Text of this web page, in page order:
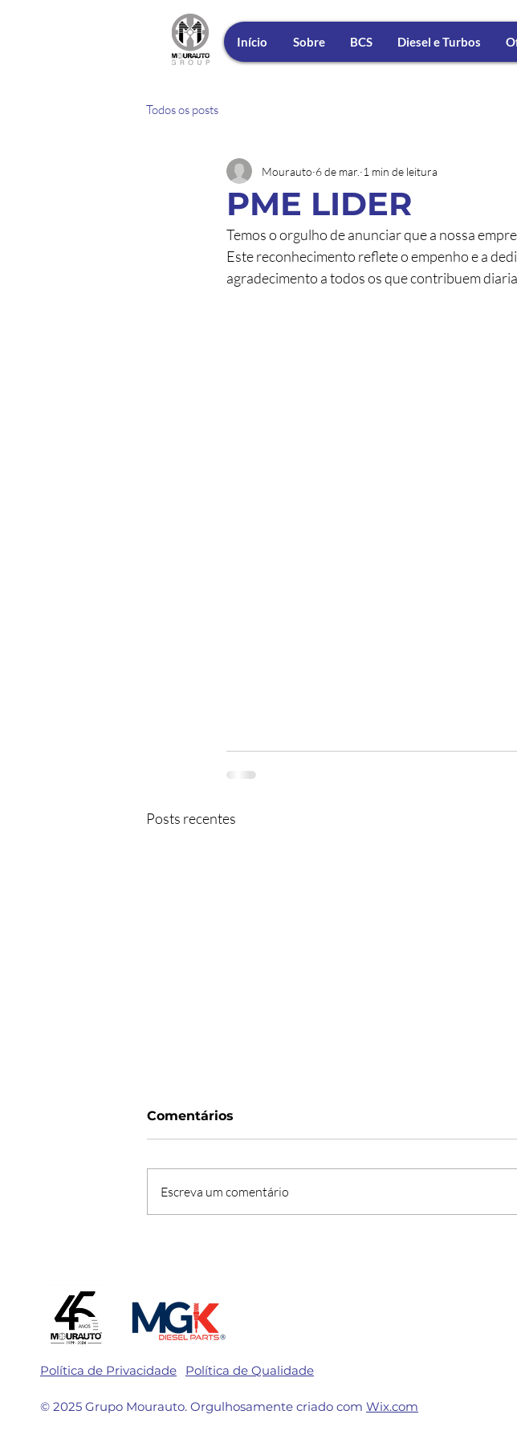
Início Sobre BCS Diesel e Turbos
Todos os posts
PME LIDER
Mourauto 6 de mar. 1 min de leitura
Temos o orgulho de anunciar que a nossa
Este reconhecimento reflete o empenho e a
agradecimento a todos os que contribuem
Posts recentes
Comentários
Escreva um comentário
Política de Privacidade Política de Qualidade
© 2025 Grupo Mourauto. Orgulhosamente criado com Wix.com